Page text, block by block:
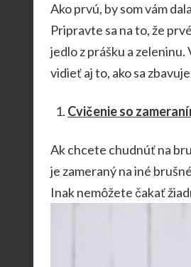
Ako prvú, by som vám
Pripravte sa na to, že
jedlo z prášku a
vidieť aj to, ako sa
Cvičenie so
Ak chcete chudnúť na
je zameraný na iné
Inak nemôžete čakať